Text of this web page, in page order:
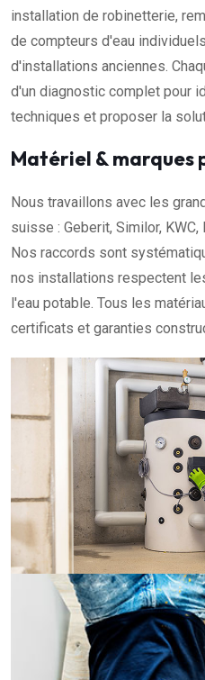
installation de robinetterie,
de compteurs d'eau
d'installations anciennes.
d'un diagnostic complet pour
techniques et proposer la
Matériel & marques
Nous travaillons avec les
suisse : Geberit, Similor, KWC,
Nos raccords sont
nos installations respectent
l'eau potable. Tous les
certificats et garanties